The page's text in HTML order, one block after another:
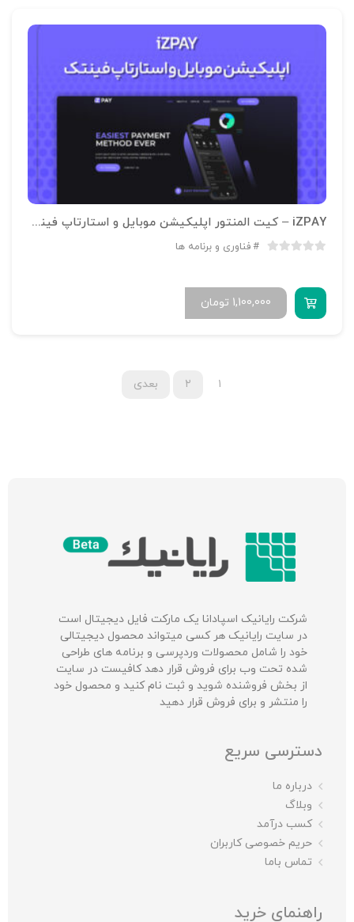
iZPAY – کیت المنتور اپلیکیشن موبایل و استارتاپ فینتک
فناوری و برنامه ها
تومان 1,100,000
۱ ۲ بعدی
شرکت‌ رایانیک اسپادانا یک مارکت فایل دیجیتال است
در سایت رایانیک هر کسی میتواند محصول دیجیتالی
خود را شامل محصولات وردپرسی و برنامه های طراحی
شده تحت وب برای فروش قرار دهد کافیست در سایت
از بخش فروشنده شوید و ثبت نام کنید و محصول خود
را منتشر و برای فروش قرار دهید
دسترسی سریع
درباره ما
وبلاگ
کسب درآمد
حریم خصوصی کاربران
تماس باما
راهنمای خرید